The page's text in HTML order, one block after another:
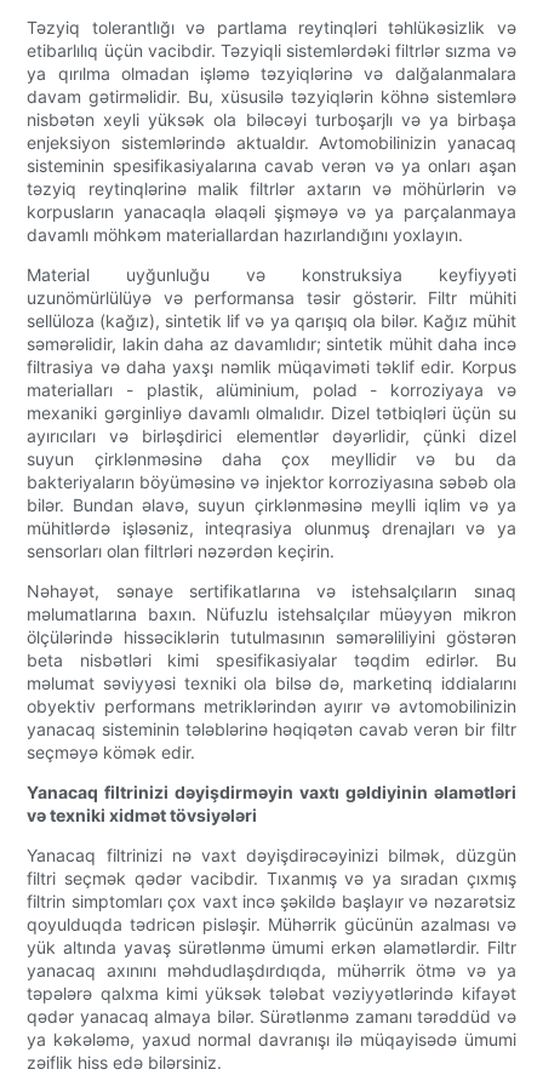
Təzyiq tolerantlığı və partlama reytinqləri təhlükəsizlik və
etibarlılıq üçün vacibdir. Təzyiqli sistemlərdəki filtrlər sızma və
ya qırılma olmadan işləmə təzyiqlərinə və dalğalanmalara
davam gətirməlidir. Bu, xüsusilə təzyiqlərin köhnə sistemlərə
nisbətən xeyli yüksək ola biləcəyi turboşarjlı və ya birbaşa
enjeksiyon sistemlərində aktualdır. Avtomobilinizin yanacaq
sisteminin spesifikasiyalarına cavab verən və ya onları aşan
təzyiq reytinqlərinə malik filtrlər axtarın və möhürlərin və
korpusların yanacaqla əlaqəli şişməyə və ya parçalanmaya
davamlı möhkəm materiallardan hazırlandığını yoxlayın.
Material uyğunluğu və konstruksiya keyfiyyəti
uzunömürlülüyə və performansa təsir göstərir. Filtr mühiti
sellüloza (kağız), sintetik lif və ya qarışıq ola bilər. Kağız mühit
səmərəlidir, lakin daha az davamlıdır; sintetik mühit daha incə
filtrasiya və daha yaxşı nəmlik müqaviməti təklif edir. Korpus
materialları - plastik, alüminium, polad - korroziyaya və
mexaniki gərginliyə davamlı olmalıdır. Dizel tətbiqləri üçün su
ayırıcıları və birləşdirici elementlər dəyərlidir, çünki dizel
suyun çirklənməsinə daha çox meyllidir və bu da
bakteriyaların böyüməsinə və injektor korroziyasına səbəb ola
bilər. Bundan əlavə, suyun çirklənməsinə meylli iqlim və ya
mühitlərdə işləsəniz, inteqrasiya olunmuş drenajları və ya
sensorları olan filtrləri nəzərdən keçirin.
Nəhayət, sənaye sertifikatlarına və istehsalçıların sınaq
məlumatlarına baxın. Nüfuzlu istehsalçılar müəyyən mikron
ölçülərində hissəciklərin tutulmasının səmərəliliyini göstərən
beta nisbətləri kimi spesifikasiyalar təqdim edirlər. Bu
məlumat səviyyəsi texniki ola bilsə də, marketinq iddialarını
obyektiv performans metriklərindən ayırır və avtomobilinizin
yanacaq sisteminin tələblərinə həqiqətən cavab verən bir filtr
seçməyə kömək edir.
Yanacaq filtrinizi dəyişdirməyin vaxtı gəldiyinin əlamətləri
və texniki xidmət tövsiyələri
Yanacaq filtrinizi nə vaxt dəyişdirəcəyinizi bilmək, düzgün
filtri seçmək qədər vacibdir. Tıxanmış və ya sıradan çıxmış
filtrin simptomları çox vaxt incə şəkildə başlayır və nəzarətsiz
qoyulduqda tədricən pisləşir. Mühərrik gücünün azalması və
yük altında yavaş sürətlənmə ümumi erkən əlamətlərdir. Filtr
yanacaq axınını məhdudlaşdırdıqda, mühərrik ötmə və ya
təpələrə qalxma kimi yüksək tələbat vəziyyətlərində kifayət
qədər yanacaq almaya bilər. Sürətlənmə zamanı tərəddüd və
ya kəkələmə, yaxud normal davranışı ilə müqayisədə ümumi
zəiflik hiss edə bilərsiniz.